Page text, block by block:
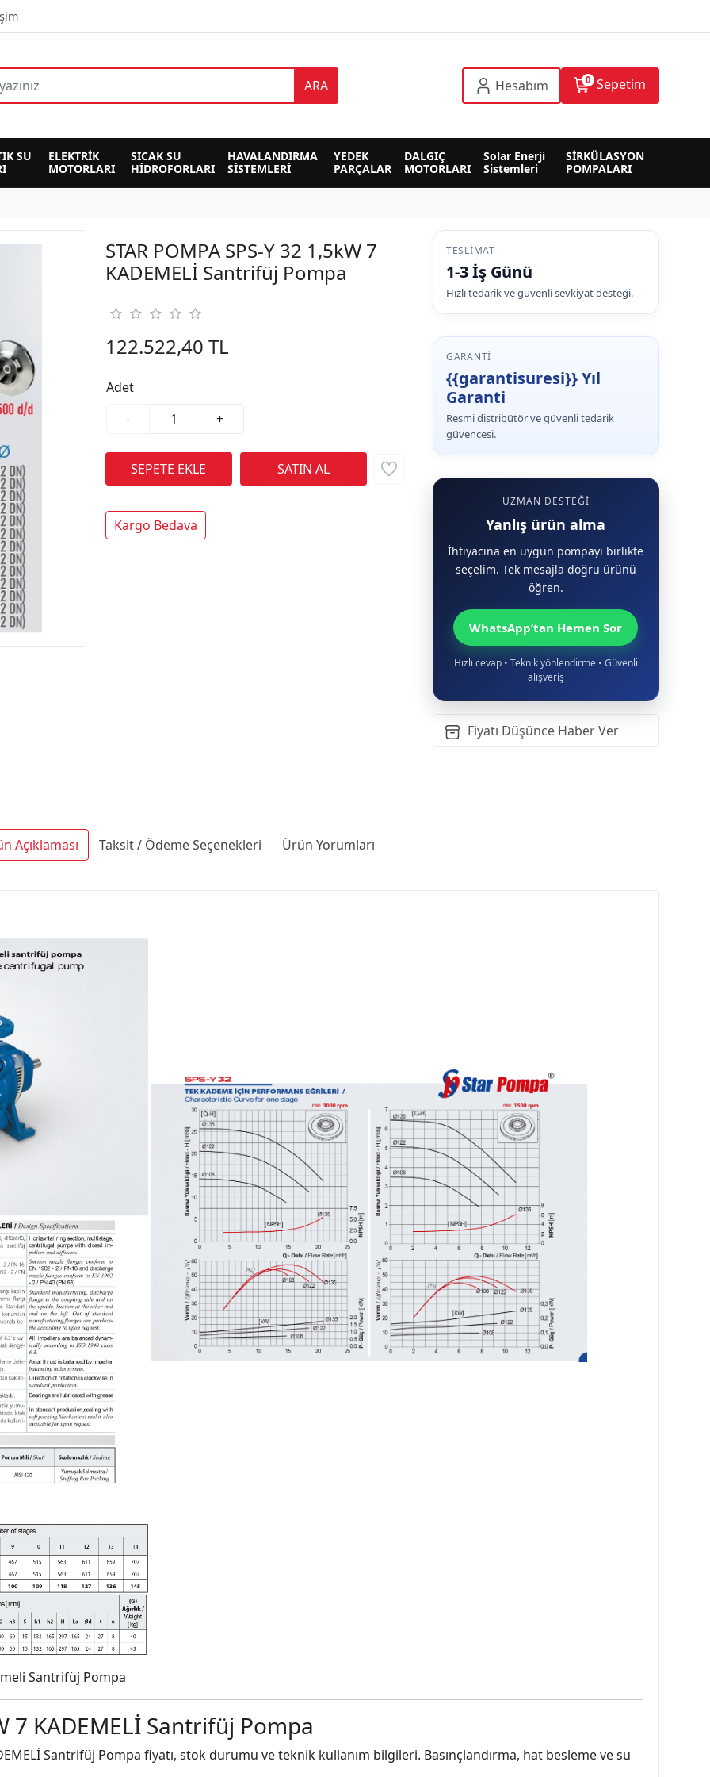
ARA Hesabım 0 Sepetim
SU
ELEKTRİK
MOTORLARI
SICAK SU
HİDROFORLARI
HAVALANDIRMA
SİSTEMLERİ
YEDEK
PARÇALAR
DALGIÇ
MOTORLARI
Solar Enerji
Sistemleri
SİRKÜLASYON
POMPALARI
STAR POMPA SPS-Y 32 1,5kW 7
KADEMELİ Santrifüj Pompa
122.522,40 TL
Adet
-
+
Kargo Bedava
TESLIMAT
1-3 İş Günü
Hızlı tedarik ve güvenli sevkiyat desteği.
GARANTI
{{garantisuresi}} Yıl
Garanti
Resmi distribütör ve güvenli tedarik
güvencesi.
UZMAN DESTEĞI
Yanlış ürün alma
İhtiyacına en uygun pompayı birlikte
seçelim. Tek mesajla doğru ürünü
öğren.
WhatsApp’tan Hemen Sor
Hızlı cevap • Teknik yönlendirme • Güvenli
alışveriş
Fiyatı Düşünce Haber Ver
Açıklaması Taksit / Ödeme Seçenekleri Ürün Yorumları
Santrifüj Pompa
7 KADEMELİ Santrifüj Pompa
Santrifüj Pompa fiyatı, stok durumu ve teknik kullanım bilgileri. Basınçlandırma, hat besleme ve su